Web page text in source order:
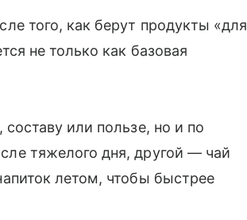
того, как берут продукты «для
не только как базовая
составу или пользе, но и по
тяжелого дня, другой — чай
летом, чтобы быстрее